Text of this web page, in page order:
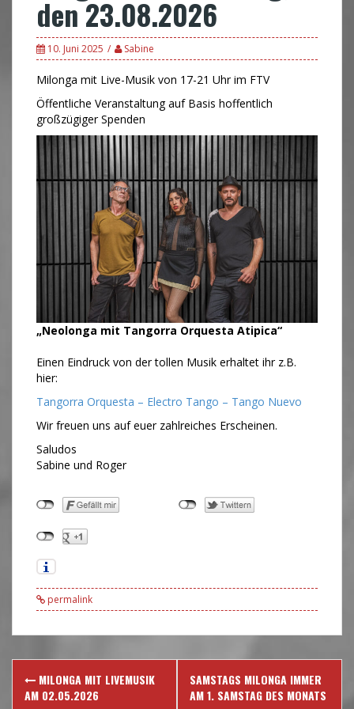
den 23.08.2026
10. Juni 2025 Sabine
Milonga mit Live-Musik von 17-21 Uhr im FTV
Öffentliche Veranstaltung auf Basis hoffentlich
großzügiger Spenden
„Neolonga mit Tangorra Orquesta Atipica“
Einen Eindruck von der tollen Musik erhaltet ihr z.B.
hier:
Tangorra Orquesta – Electro Tango – Tango Nuevo
Wir freuen uns auf euer zahlreiches Erscheinen.
Saludos
Sabine und Roger
permalink
PostMILONGA MIT LIVEMUSIK
AM 02.05.2026
SAMSTAGS MILONGA IMMER
AM 1. SAMSTAG DES MONATS